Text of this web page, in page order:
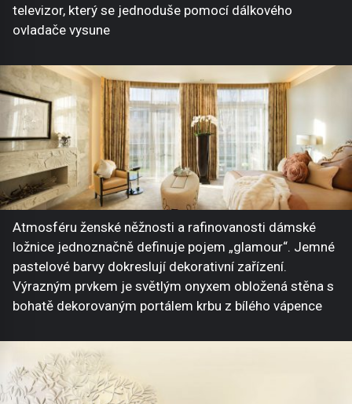
televizor, který se jednoduše pomocí dálkového
ovladače vysune
Atmosféru ženské něžnosti a rafinovanosti dámské
ložnice jednoznačně definuje pojem „glamour“. Jemné
pastelové barvy dokreslují dekorativní zařízení.
Výrazným prvkem je světlým onyxem obložená stěna s
bohatě dekorovaným portálem krbu z bílého vápence